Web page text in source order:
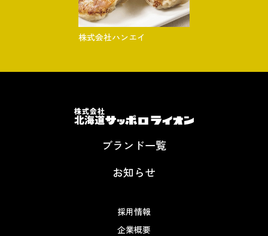
株式会社ハンエイ
ブランド一覧
お知らせ
採用情報
企業概要